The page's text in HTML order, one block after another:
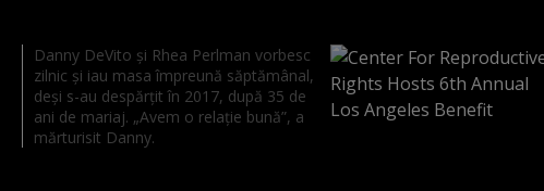
Danny DeVito și Rhea Perlman vorbesc
zilnic și iau masa împreună săptămânal,
deși s-au despărțit în 2017, după 35 de
ani de mariaj. „Avem o relație bună”, a
mărturisit Danny.